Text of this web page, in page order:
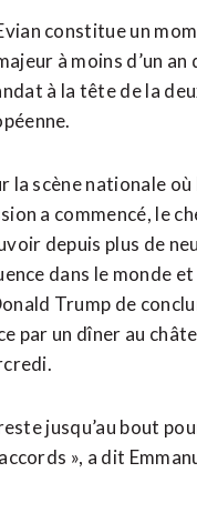
constitue un
à moins d’un an
à la tête de la
la scène nationale
a commencé, le
depuis plus de
dans le monde
Trump de
par un dîner au
jusqu’au bout
», a dit